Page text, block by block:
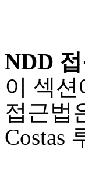
NDD
이 섹
접근법
Costas